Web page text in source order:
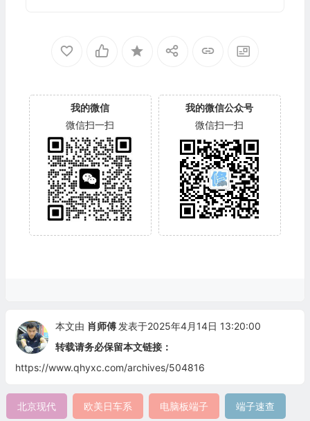
我的微信
微信扫一扫
我的微信公众号
微信扫一扫
本文由 肖师傅 发表于2025年4月14日 13:20:00
转载请务必保留本文链接：
https://www.qhyxc.com/archives/504816
北京现代 欧美日车系 电脑板端子 端子速查